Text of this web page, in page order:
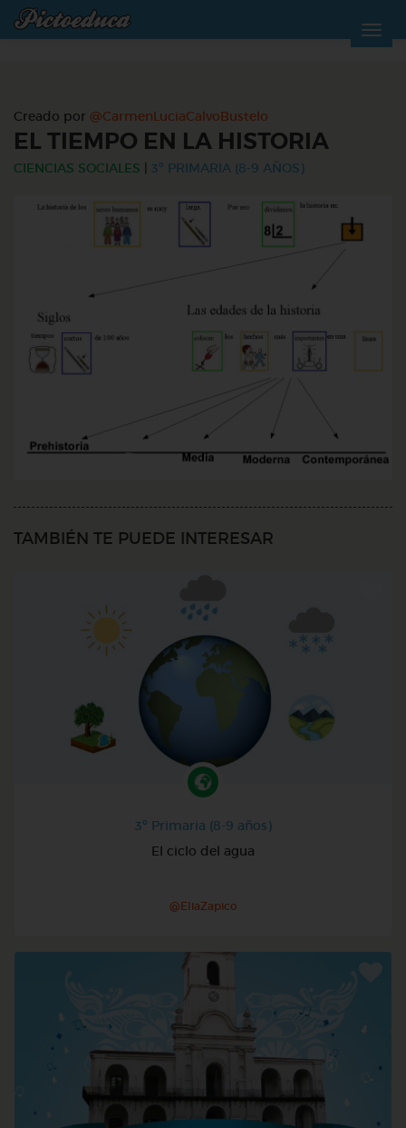
Creado por @CarmenLuciaCalvoBustelo
EL TIEMPO EN LA HISTORIA
CIENCIAS SOCIALES 3º PRIMARIA (8-9 AÑOS)
TAMBIÉN TE PUEDE INTERESAR
3º Primaria (8-9 años)
El ciclo del agua
@EliaZapico